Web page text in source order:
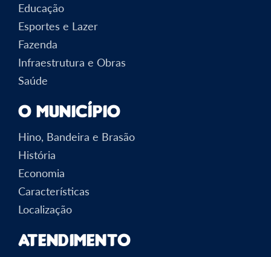
Educação
Esportes e Lazer
Fazenda
Infraestrutura e Obras
Saúde
O Município
Hino, Bandeira e Brasão
História
Economia
Características
Localização
Atendimento